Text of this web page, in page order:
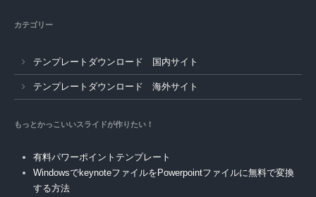
カテゴリー
テンプレートダウンロード 国内サイト
テンプレートダウンロード 海外サイト
もっとかっこいいスライドが作りたい！
有料パワーポイントテンプレート
WindowsでkeynoteファイルをPowerpointファイルに無料で変換
する方法